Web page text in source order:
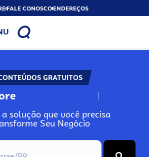
FALE CONOSCOENDEREÇOS
GRATUITOS
N
solução que você precisa
Seu Negócio